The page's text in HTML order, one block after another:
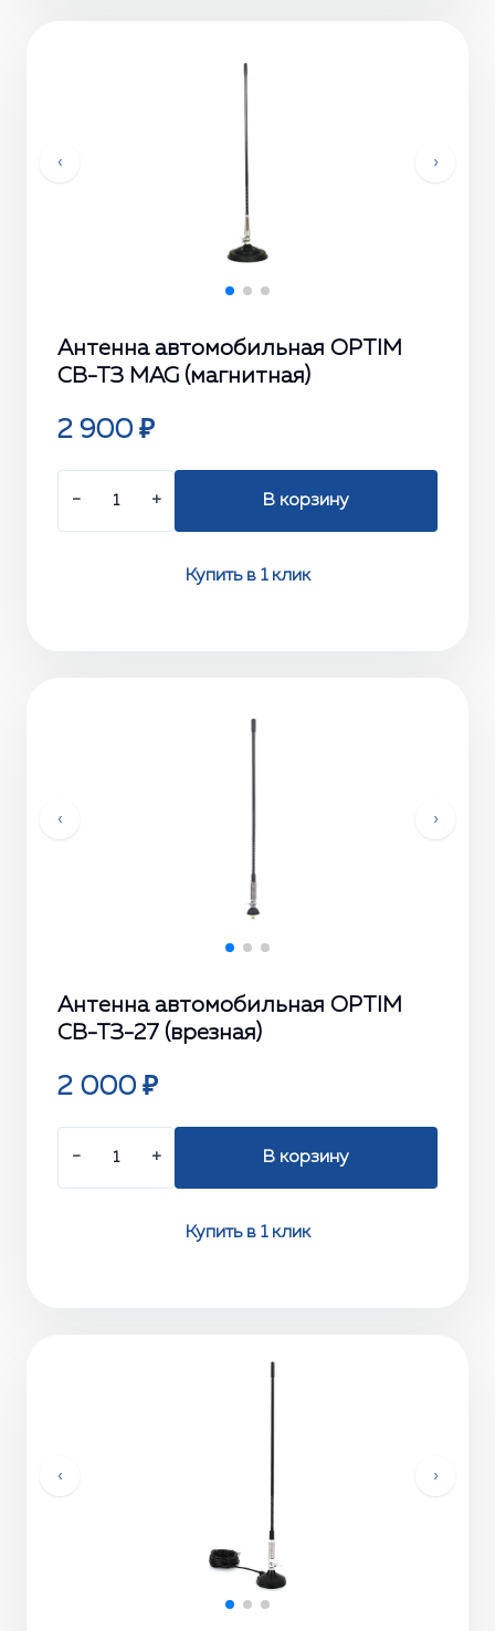
‹ ›
Антенна автомобильная OPTIM
СВ-ТЗ MAG (магнитная)
2 900 ₽
− + В корзину
Купить в 1 клик
‹ ›
Антенна автомобильная OPTIM
СВ-ТЗ-27 (врезная)
2 000 ₽
− + В корзину
Купить в 1 клик
‹ ›